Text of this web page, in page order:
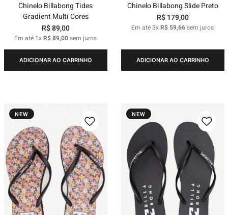
Chinelo Billabong Tides
Gradient Multi Cores
R$89,00
Em até 1xR$89,00sem juros
ADICIONAR AO CARRINHO
Chinelo Billabong Slide Preto
R$ 179,00
Em até3xR$ 59,66sem juros
ADICIONAR AO CARRINHO
NEW NEW